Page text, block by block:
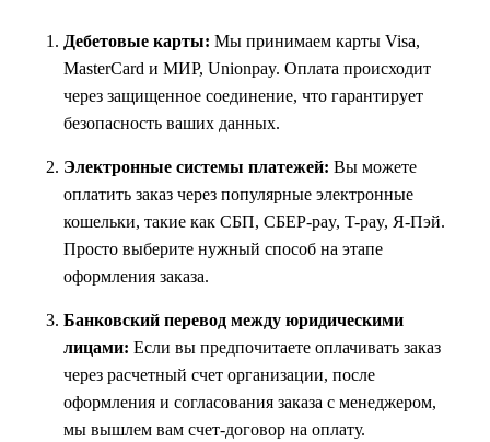
Дебетовые карты: Мы принимаем карты Visa,
MasterCard и МИР, Unionpay. Оплата происходит
через защищенное соединение, что гарантирует
безопасность ваших данных.
Электронные системы платежей: Вы можете
оплатить заказ через популярные электронные
кошельки, такие как СБП, СБЕР-pay, T-pay, Я-Пэй.
Просто выберите нужный способ на этапе
оформления заказа.
Банковский перевод между юридическими
лицами: Если вы предпочитаете оплачивать заказ
через расчетный счет организации, после
оформления и согласования заказа с менеджером,
мы вышлем вам счет-договор на оплату.